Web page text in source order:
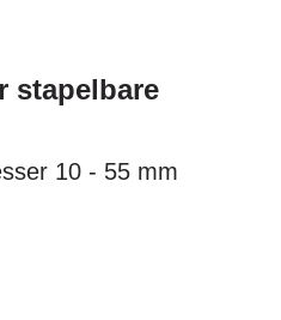
stapelbare
10 - 55 mm